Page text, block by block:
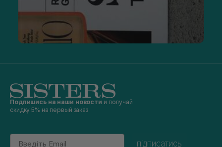
Подпишись на наши новости и получай
скидку 5% на первый заказ
Email
підписатись